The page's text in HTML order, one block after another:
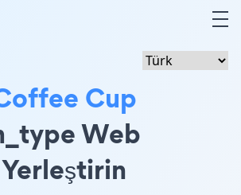
Cup
Web